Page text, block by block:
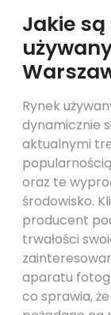
Jakie
Rynek
dynamicznie
aktualnymi
oraz te
środowisko.
producent
trwałości
aparatu
co sprawia,